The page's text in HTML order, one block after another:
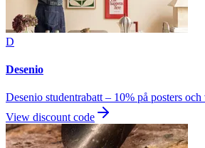
D
Desenio
Desenio studentrabatt – 10% på posters
View discount code